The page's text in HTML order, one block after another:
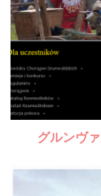
グルンヴ